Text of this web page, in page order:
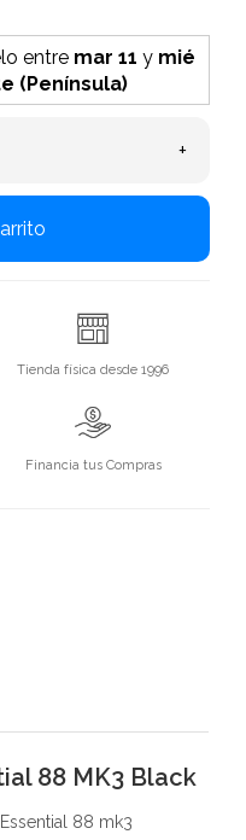
entre mar 11 y mié
(Península)
+
Tienda física desde 1996
Financia tus Compras
88 MK3 Black
88 mk3